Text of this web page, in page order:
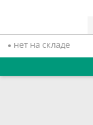
нет на складе